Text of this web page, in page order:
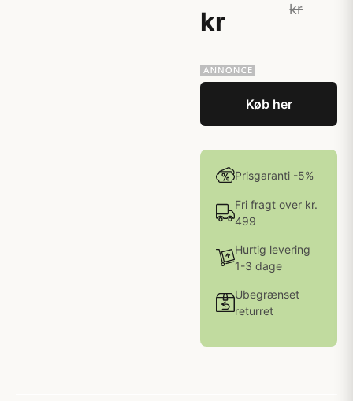
kr
kr
Køb her
Prisgaranti -5%
Fri fragt over kr.
499
Hurtig levering
1-3 dage
Ubegrænset
returret